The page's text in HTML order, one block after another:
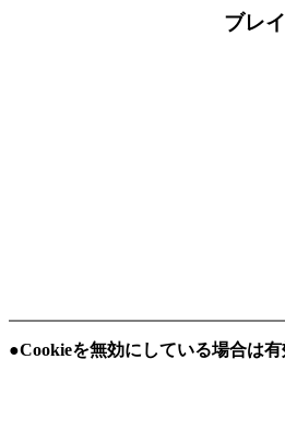
ブレ
２
武
●Cookieを無効にしている場合は有